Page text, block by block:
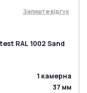
Залиште відгук
RAL 1002 Sand
1 камерна
37 мм